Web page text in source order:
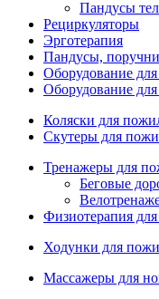
Пандусы
Рециркуляторы
Эрготерапия
Пандусы, поручни
Оборудование
Оборудование
Коляски для
Скутеры для
Тренажеры для
Беговые
Физиотерапия
Ходунки для
Массажеры для